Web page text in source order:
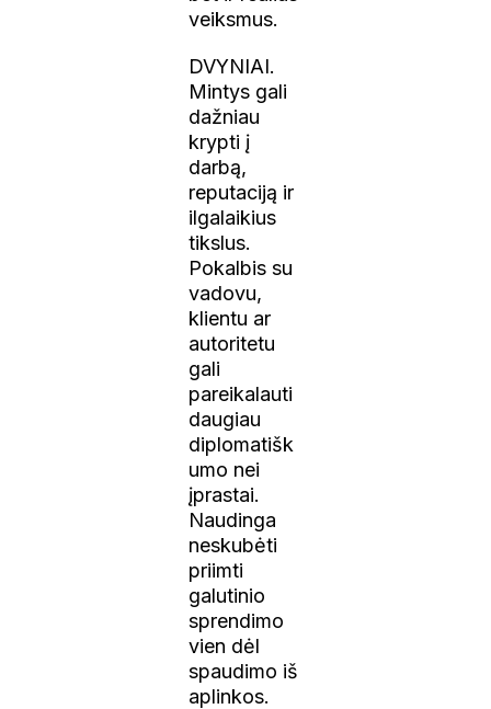
veiksmus.
DVYNIAI.
Mintys gali
dažniau
krypti į
darbą,
reputaciją ir
ilgalaikius
tikslus.
Pokalbis su
vadovu,
klientu ar
autoritetu
gali
pareikalauti
daugiau
diplomatišk
umo nei
įprastai.
Naudinga
neskubėti
priimti
galutinio
sprendimo
vien dėl
spaudimo iš
aplinkos.